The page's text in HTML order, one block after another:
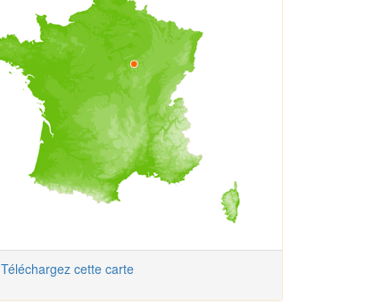
Téléchargez cette carte